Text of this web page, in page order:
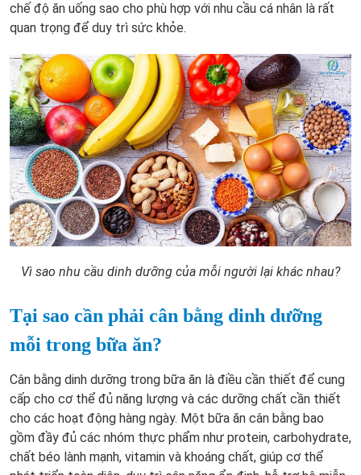
chế độ ăn uống sao cho phù hợp với nhu cầu cá nhân là rất
quan trọng để duy trì sức khỏe.
Vì sao nhu cầu dinh dưỡng của mỗi người lại khác nhau?
Tại sao cần phải cân bằng dinh dưỡng
mỗi trong bữa ăn?
Cân bằng dinh dưỡng trong bữa ăn là điều cần thiết để cung
cấp cho cơ thể đủ năng lượng và các dưỡng chất cần thiết
cho các hoạt động hàng ngày. Một bữa ăn cân bằng bao
gồm đầy đủ các nhóm thực phẩm như protein, carbohydrate,
chất béo lành mạnh, vitamin và khoáng chất, giúp cơ thể